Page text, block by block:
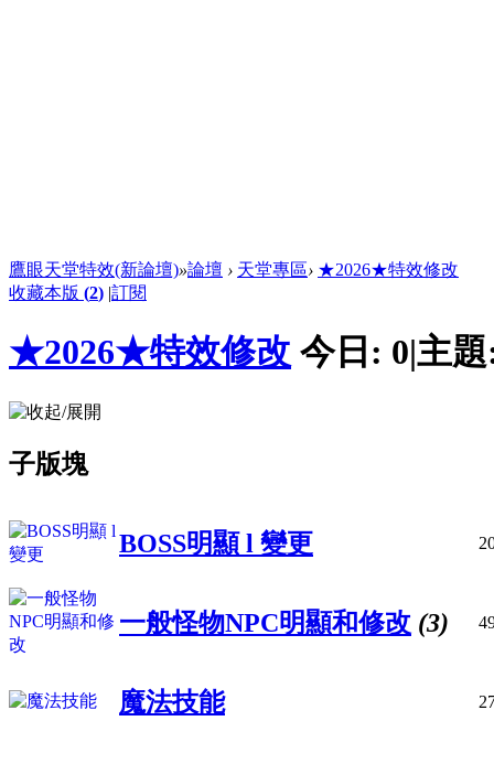
鷹眼天堂特效(新論壇)»論壇 › 天堂專區› ★2026★特效修改
收藏本版 (2) |訂閱
★2026★特效修改 今日: 0|主
子版塊
BOSS明顯 l 變更
一般怪物NPC明顯和修改 (3)
魔法技能